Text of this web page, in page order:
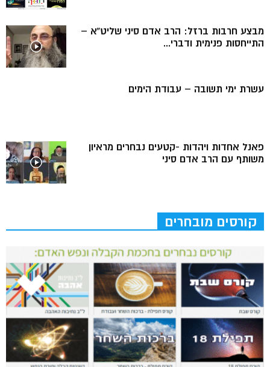
מבצע חרבות ברזל: הרב אדם סיני שליט”א –
התייחסות פנימית ודברי...
עשרת ימי תשובה – עבודת הימים
פאנל אחדות ויהדות -קטעים נבחרים מראיון
משותף עם הרב אדם סיני
קורסים מובחרים